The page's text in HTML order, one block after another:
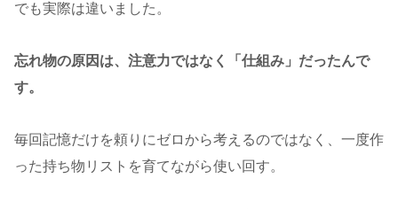
でも実際は違いました。
忘れ物の原因は、注意力ではなく「仕組み」だったんで
す。
毎回記憶だけを頼りにゼロから考えるのではなく、一度作
った持ち物リストを育てながら使い回す。